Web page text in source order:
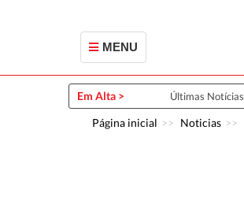
MENU
Em Alta > Últimas Notícias
Página inicial Noticias